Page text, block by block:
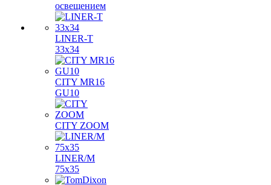
освещением
LINER-T
33x34
CITY MR16
GU10
CITY ZOOM
LINER/M
75х35